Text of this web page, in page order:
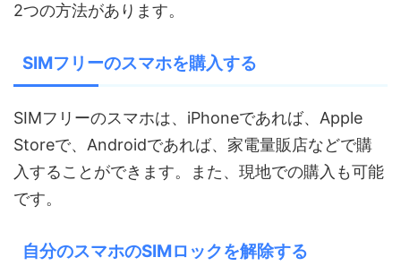
2つの方法があります。
SIMフリーのスマホを購入する
SIMフリーのスマホは、iPhoneであれば、Apple
Storeで、Androidであれば、家電量販店などで購
入することができます。また、現地での購入も可能
です。
自分のスマホのSIMロックを解除する